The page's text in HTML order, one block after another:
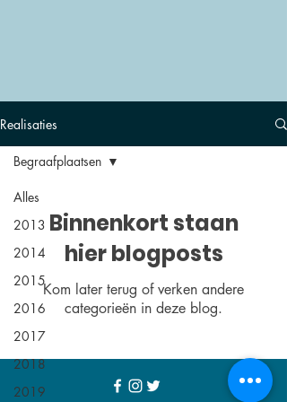
Realisaties
Alles
2013
2014
2015
2016
2017
2018
2019
Begraafplaatsen
Binnenkort staan
hier blogposts
Kom later terug of verken andere
categorieën in deze blog.